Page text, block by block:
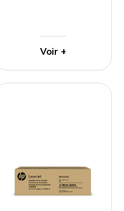
Voir +